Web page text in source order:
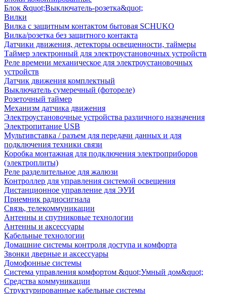
Блок &quot;Выключатель-розетка&quot;
Вилки
Вилка с защитным контактом бытовая SCHUKO
Вилка/розетка без защитного контакта
Датчики движения, детекторы освещенности, таймеры
Таймер электронный для электроустановочных устройств
Реле времени механическое для электроустановочных
устройств
Датчик движения комплектный
Выключатель сумеречный (фотореле)
Розеточный таймер
Механизм датчика движения
Электроустановочные устройства различного назначения
Электропитание USB
Мультивставка / разъем для передачи данных и для
подключения техники связи
Коробка монтажная для подключения электроприборов
(электроплиты)
Реле разделительное для жалюзи
Контроллер для управления системой освещения
Дистанционное управление для ЭУИ
Приемник радиосигнала
Связь, телекоммуникации
Антенны и спутниковые технологии
Антенны и аксессуары
Кабельные технологии
Домашние системы контроля доступа и комфорта
Звонки дверные и аксессуары
Домофонные системы
Система управления комфортом &quot;Умный дом&quot;
Средства коммуникации
Структурированные кабельные системы